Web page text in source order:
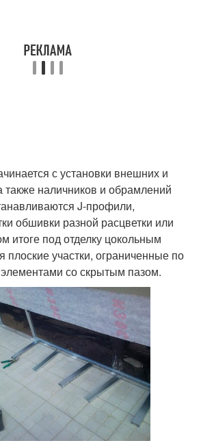
с установки внешних и
также наличников и обрамлений
J-профили,
обшивки разной расцветки или
итоге под отделку цокольным
плоские участки, ограниченные по
со скрытым пазом.